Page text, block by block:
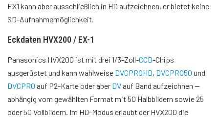
EX1 kann aber ausschließlich in HD aufzeichnen, er bietet keine
SD-Aufnahmemöglichkeit.
Eckdaten HVX200 / EX-1
Panasonics HVX200 ist mit drei 1/3-Zoll-CCD-Chips
ausgerüstet und kann wahlweise DVCPROHD, DVCPRO50 und
DVCPRO auf P2-Karte oder aber DV auf Band aufzeichnen —
abhängig vom gewählten Format mit 50 Halbbildern sowie 25
oder 50 Vollbildern. Im HD-Modus erlaubt der HVX200 die